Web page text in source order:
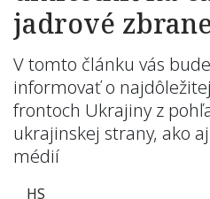
jadrové
V tomto článku vás
informovať o
frontoch Ukrajiny z
ukrajinskej strany, ako
médií
HS